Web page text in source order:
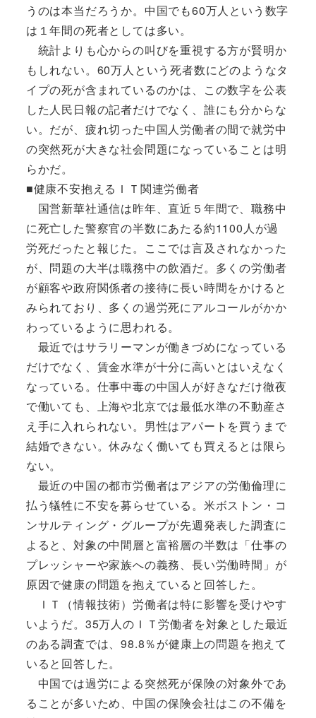
うのは本当だろうか。中国でも60万人という数字
は１年間の死者としては多い。
統計よりも心からの叫びを重視する方が賢明か
もしれない。60万人という死者数にどのようなタ
イプの死が含まれているのかは、この数字を公表
した人民日報の記者だけでなく、誰にも分からな
い。だが、疲れ切った中国人労働者の間で就労中
の突然死が大きな社会問題になっていることは明
らかだ。
■健康不安抱えるＩＴ関連労働者
国営新華社通信は昨年、直近５年間で、職務中
に死亡した警察官の半数にあたる約1100人が過
労死だったと報じた。ここでは言及されなかった
が、問題の大半は職務中の飲酒だ。多くの労働者
が顧客や政府関係者の接待に長い時間をかけると
みられており、多くの過労死にアルコールがかか
わっているように思われる。
最近ではサラリーマンが働きづめになっている
だけでなく、賃金水準が十分に高いとはいえなく
なっている。仕事中毒の中国人が好きなだけ徹夜
で働いても、上海や北京では最低水準の不動産さ
え手に入れられない。男性はアパートを買うまで
結婚できない。休みなく働いても買えるとは限ら
ない。
最近の中国の都市労働者はアジアの労働倫理に
払う犠牲に不安を募らせている。米ボストン・コ
ンサルティング・グループが先週発表した調査に
よると、対象の中間層と富裕層の半数は「仕事の
プレッシャーや家族への義務、長い労働時間」が
原因で健康の問題を抱えていると回答した。
ＩＴ（情報技術）労働者は特に影響を受けやす
いようだ。35万人のＩＴ労働者を対象とした最近
のある調査では、98.8％が健康上の問題を抱えて
いると回答した。
中国では過労による突然死が保険の対象外であ
ることが多いため、中国の保険会社はこの不備を